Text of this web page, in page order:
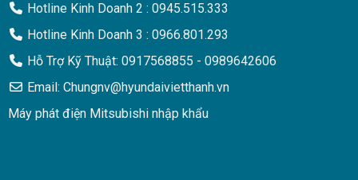
Hotline Kinh Doanh 2 : 0945.515.333
Hotline Kinh Doanh 3 : 0966.801.293
Hỗ Trợ Kỹ Thuật: 0917568855 - 0989642606
Email: Chungnv@hyundaivietthanh.vn
Máy phát điện Mitsubishi nhập khẩu